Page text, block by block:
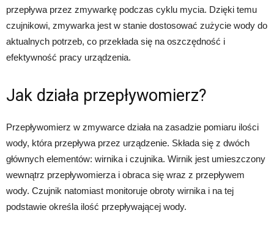
przepływa przez zmywarkę podczas cyklu mycia. Dzięki temu
czujnikowi, zmywarka jest w stanie dostosować zużycie wody do
aktualnych potrzeb, co przekłada się na oszczędność i
efektywność pracy urządzenia.
Jak działa przepływomierz?
Przepływomierz w zmywarce działa na zasadzie pomiaru ilości
wody, która przepływa przez urządzenie. Składa się z dwóch
głównych elementów: wirnika i czujnika. Wirnik jest umieszczony
wewnątrz przepływomierza i obraca się wraz z przepływem
wody. Czujnik natomiast monitoruje obroty wirnika i na tej
podstawie określa ilość przepływającej wody.